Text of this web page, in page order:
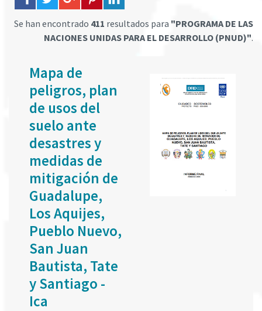
Se han encontrado 411 resultados para "PROGRAMA DE LAS
NACIONES UNIDAS PARA EL DESARROLLO (PNUD)".
Mapa de
peligros, plan
de usos del
suelo ante
desastres y
medidas de
mitigación de
Guadalupe,
Los Aquijes,
Pueblo Nuevo,
San Juan
Bautista, Tate
y Santiago -
Ica